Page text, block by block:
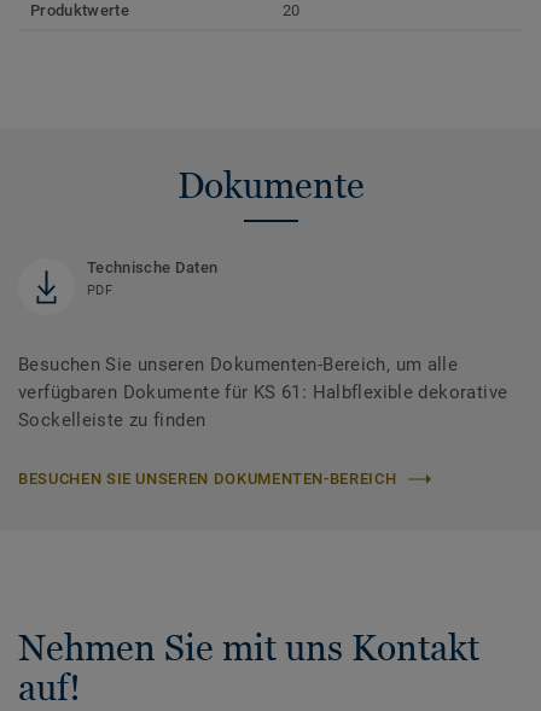
Produktwerte 20
Dokumente
Technische Daten
PDF
Besuchen Sie unseren Dokumenten-Bereich, um alle
verfügbaren Dokumente für KS 61: Halbflexible dekorative
Sockelleiste zu finden
BESUCHEN SIE UNSEREN DOKUMENTEN-BEREICH
Nehmen Sie mit uns Kontakt
auf!